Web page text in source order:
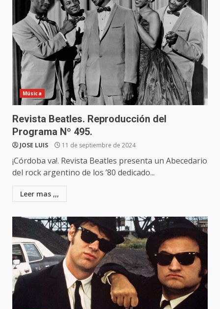
Música
Revista Beatles. Reproducción del
Programa Nº 495.
JOSE LUIS 11 de septiembre de 2024
¡Córdoba va!. Revista Beatles presenta un Abecedario
del rock argentino de los ’80 dedicado...
Leer mas ,,,